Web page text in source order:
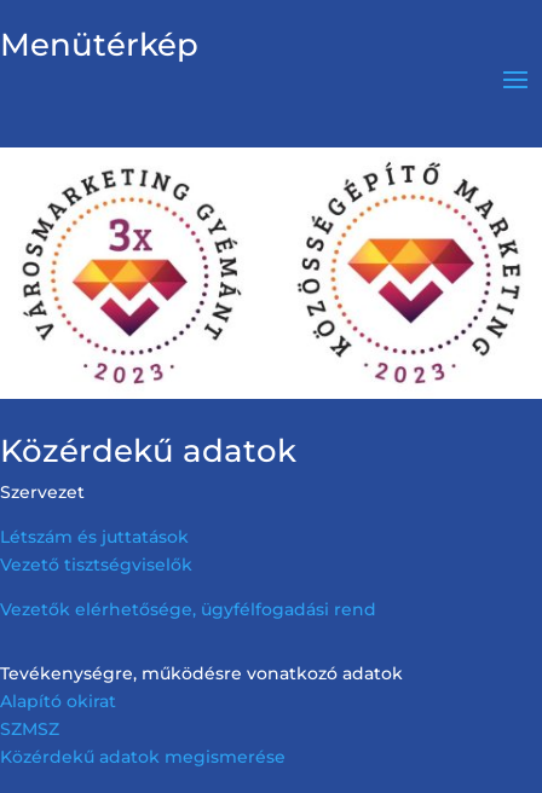
Menütérkép
Közérdekű adatok
Szervezet
Létszám és juttatások
Vezető tisztségviselők
Vezetők elérhetősége, ügyfélfogadási rend
Tevékenységre, működésre vonatkozó adatok
Alapító okirat
SZMSZ
Közérdekű adatok megismerése